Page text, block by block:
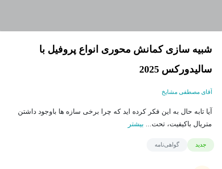
شبیه سازی کمانش محوری انواع پروفیل با
سالیدورکس 2025
آقای مصطفی مشایخ
آیا تابه حال به این فکر کرده اید که چرا برخی سازه ها باوجود داشتن
متریال باکیفیت، تحت... بیشتر
جدید گواهی‌نامه